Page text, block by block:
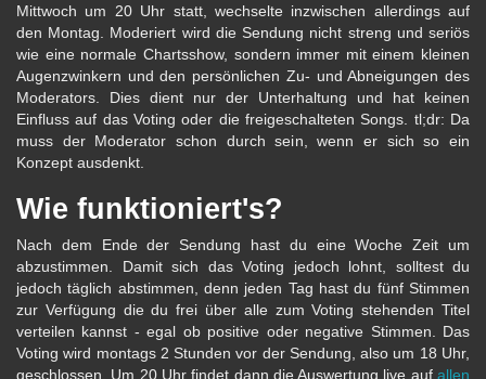
Mittwoch um 20 Uhr statt, wechselte inzwischen allerdings auf
den Montag. Moderiert wird die Sendung nicht streng und seriös
wie eine normale Chartsshow, sondern immer mit einem kleinen
Augenzwinkern und den persönlichen Zu- und Abneigungen des
Moderators. Dies dient nur der Unterhaltung und hat keinen
Einfluss auf das Voting oder die freigeschalteten Songs. tl;dr: Da
muss der Moderator schon durch sein, wenn er sich so ein
Konzept ausdenkt.
Wie funktioniert's?
Nach dem Ende der Sendung hast du eine Woche Zeit um
abzustimmen. Damit sich das Voting jedoch lohnt, solltest du
jedoch täglich abstimmen, denn jeden Tag hast du fünf Stimmen
zur Verfügung die du frei über alle zum Voting stehenden Titel
verteilen kannst - egal ob positive oder negative Stimmen. Das
Voting wird montags 2 Stunden vor der Sendung, also um 18 Uhr,
geschlossen. Um 20 Uhr findet dann die Auswertung live auf allen